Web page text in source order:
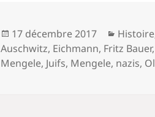
Publié
le
17 décembre 2017 Histoire
Auschwitz, Eichmann, Fritz Bauer,
Mengele, Juifs, Mengele, nazis,